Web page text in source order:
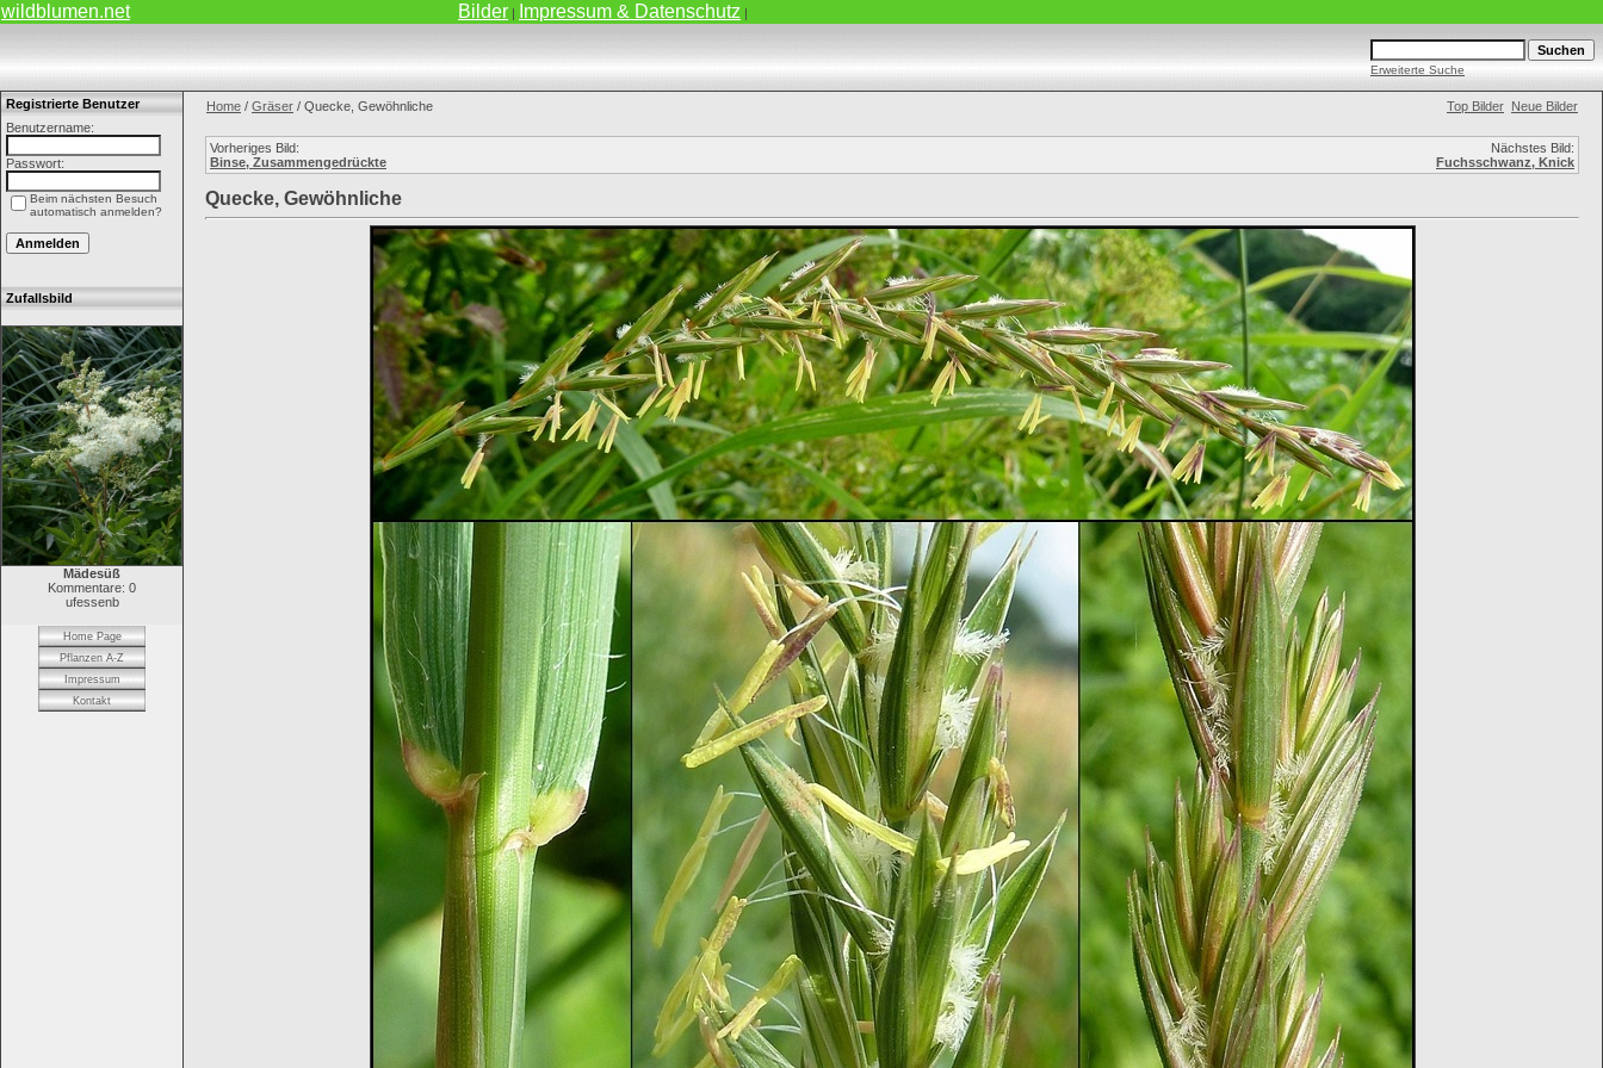
wildblumen.net Bilder | Impressum & Datenschutz |
Erweiterte Suche
Registrierte Benutzer
Benutzername:
Passwort:
Beim nächsten Besuch
automatisch anmelden?
Zufallsbild
Mädesüß
Kommentare: 0
ufessenb
Home Page
Pflanzen A-Z
Impressum
Kontakt
Home / Gräser / Quecke, Gewöhnliche Top Bilder Neue Bilder
Vorheriges Bild:
Binse, Zusammengedrückte
Nächstes Bild:
Fuchsschwanz, Knick
Quecke, Gewöhnliche